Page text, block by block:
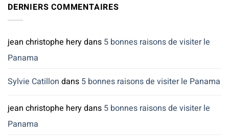
!
arrive…
DERNIERS COMMENTAIRES
jean christophe herydans 5 bonnes raisons de visiter le
Panama
Sylvie Catillon dans 5 bonnes raisons de visiter le Panama
jean christophe herydans 5 bonnes raisons de visiter le
Panama